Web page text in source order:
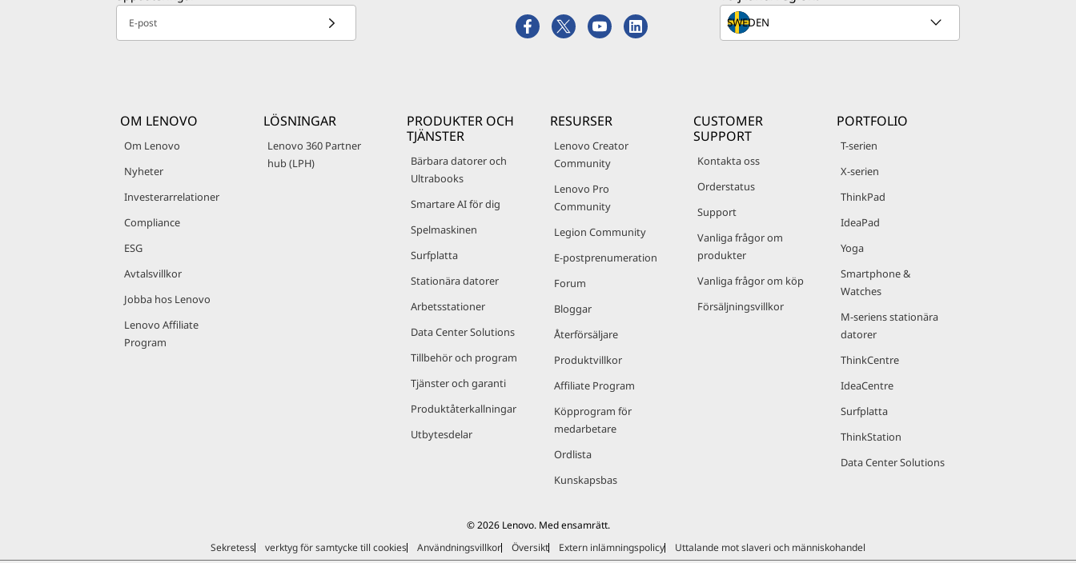
E-post
OM LENOVO
Om Lenovo
Nyheter
Investerarrelationer
Compliance
ESG
Avtalsvillkor
Jobba hos Lenovo
Lenovo Affiliate
Program
LÖSNINGAR
Lenovo 360 Partner
hub (LPH)
PRODUKTER OCH
TJÄNSTER
Bärbara datorer och
Ultrabooks
Smartare AI för dig
Spelmaskinen
Surfplatta
Stationära datorer
Arbetsstationer
Data Center Solutions
Tillbehör och program
Tjänster och garanti
Produktåterkallningar
Utbytesdelar
RESURSER
Lenovo Creator
Community
Lenovo Pro
Community
Legion Community
E-postprenumeration
Forum
Bloggar
Återförsäljare
Produktvillkor
Affiliate Program
Köpprogram för
medarbetare
Ordlista
Kunskapsbas
CUSTOMER
SUPPORT
Kontakta oss
Orderstatus
Support
Vanliga frågor om
produkter
Vanliga frågor om köp
Försäljningsvillkor
PORTFOLIO
T-serien
X-serien
ThinkPad
IdeaPad
Yoga
Smartphone &
Watches
M-seriens stationära
datorer
ThinkCentre
IdeaCentre
Surfplatta
ThinkStation
Data Center Solutions
© 2026 Lenovo. Med ensamrätt.
Sekretess
verktyg för samtycke till cookies Användningsvillkor Översikt Extern inlämningspolicy Uttalande mot slaveri och människohandel